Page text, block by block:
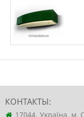
КОНТАКТЫ:
17044, Україна, м.